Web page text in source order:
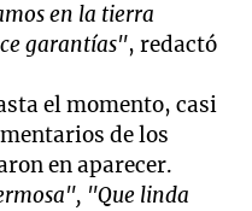
en la tierra
garantías", redactó
el momento, casi
de los
en aparecer.
"Que linda